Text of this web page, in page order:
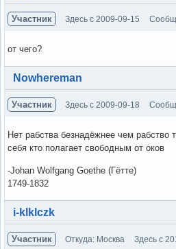
Участник Здесь с 2009-09-15
от чего?
Вне форума
Nowhereman
Участник Здесь с 2009-09-18
Нет рабства безнадёжнее чем рабство
себя кто полагает свободным от оков
-Johan Wolfgang Goethe (Гётте)
1749-1832
Вне форума
i-klklczk
Участник Откуда: Москва Здесь с